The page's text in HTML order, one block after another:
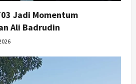
Jadi Momentum
Ali Badrudin